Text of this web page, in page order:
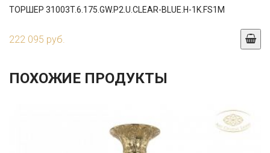
ТОРШЕР 31003T.6.175.GW.P2.U.CLEAR-BLUE.H-1K.FS1M
222 095 руб.
ПОХОЖИЕ ПРОДУКТЫ